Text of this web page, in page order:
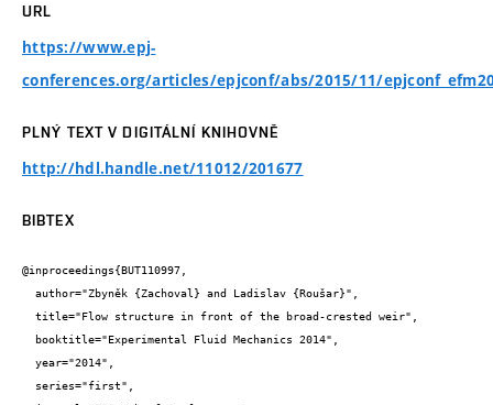
URL
https://www.epj-
conferences.org/articles/epjconf/abs/2015/11/
PLNÝ TEXT V DIGITÁLNÍ KNIHOVNĚ
http://hdl.handle.net/11012/201677
BIBTEX
@inproceedings{BUT110997,